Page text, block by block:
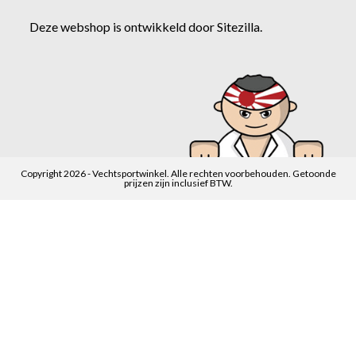
Deze webshop is ontwikkeld doorSitezilla
Copyright 2026 - Vechtsportwinkel. Alle rechten voorbehouden. Getoonde
prijzen zijn inclusief BTW.